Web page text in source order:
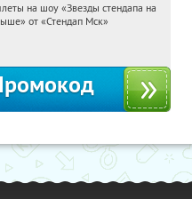
18:07:39 Получили:2
на шоу «Звезды стендапа на
от «Стендап Мск»